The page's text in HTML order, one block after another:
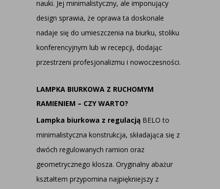
nauki. Jej minimalistyczny, ale imponujący
design sprawia, że oprawa ta doskonale
nadaje się do umieszczenia na biurku, stoliku
konferencyjnym lub w recepcji, dodając
przestrzeni profesjonalizmu i nowoczesności.
LAMPKA BIURKOWA Z RUCHOMYM
RAMIENIEM – CZY WARTO?
Lampka biurkowa z regulacją BELO to
minimalistyczna konstrukcja, składająca się z
dwóch regulowanych ramion oraz
geometrycznego klosza. Oryginalny abażur
kształtem przypomina najpiękniejszy z